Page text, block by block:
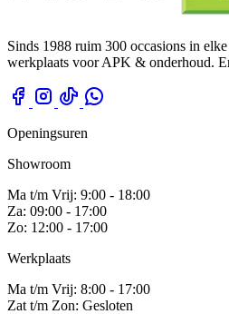
Sinds 1988 ruim 300 occasions in
werkplaats voor APK & onderhoud.
Openingsuren
Showroom
Ma t/m Vrij: 9:00 - 18:00
Za: 09:00 - 17:00
Zo: 12:00 - 17:00
Werkplaats
Ma t/m Vrij: 8:00 - 17:00
Zat t/m Zon: Gesloten